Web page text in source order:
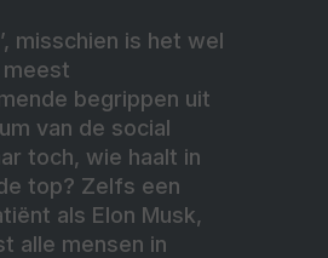
misschien is het wel
meest
begrippen uit
van de social
toch, wie haalt in
top? Zelfs een
als Elon Musk,
alle mensen in